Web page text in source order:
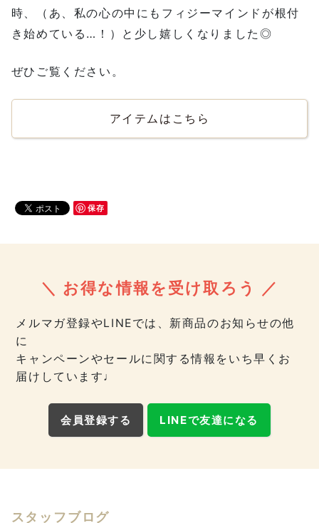
時、（あ、私の心の中にもフィジーマインドが根付
き始めている…！）と少し嬉しくなりました◎
ぜひご覧ください。
アイテムはこちら
保存
＼ お得な情報を受け取ろう ／
メルマガ登録やLINEでは、新商品のお知らせの他
に
キャンペーンやセールに関する情報をいち早くお
届けしています♩
会員登録する LINEで友達になる
スタッフブログ